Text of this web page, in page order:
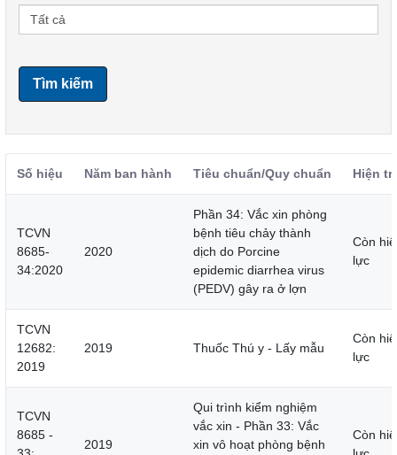
Tìm kiếm
Số hiệu Năm ban hành Tiêu chuẩn/Quy chuẩn Hiện
TCVN
8685-
34:2020
2020
Phần 34: Vắc xin phòng
bệnh tiêu chảy thành
dịch do Porcine
epidemic diarrhea virus
(PEDV) gây ra ở lợn
Còn
lực
TCVN
12682:
2019
2019 Thuốc Thú y - Lấy mẫu
Còn
lực
TCVN
8685 -
2019
Qui trình kiểm nghiệm
vắc xin - Phần 33: Vắc
xin vô hoạt phòng bệnh
Còn